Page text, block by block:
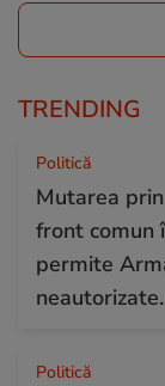
TRENDING
Politică
Mutarea prin
front comun
permite
Politică